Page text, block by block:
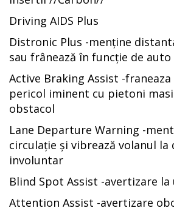
Driving AIDS Plus
Distronic Plus -menține
sau frânează în funcție de
Active Braking Assist -
pericol iminent cu pietoni
obstacol
Lane Departure Warning -
circulație și vibrează volanul la
involuntar
Blind Spot Assist -avertizare
Attention Assist -avertizare